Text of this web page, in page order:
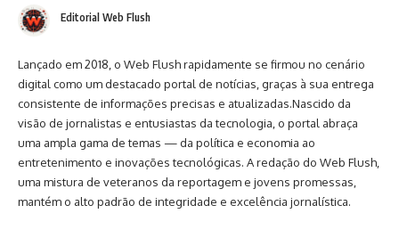
Editorial Web Flush
Lançado em 2018, o Web Flush rapidamente se firmou no cenário
digital como um destacado portal de notícias, graças à sua entrega
consistente de informações precisas e atualizadas.Nascido da
visão de jornalistas e entusiastas da tecnologia, o portal abraça
uma ampla gama de temas — da política e economia ao
entretenimento e inovações tecnológicas. A redação do Web Flush,
uma mistura de veteranos da reportagem e jovens promessas,
mantém o alto padrão de integridade e excelência jornalística.